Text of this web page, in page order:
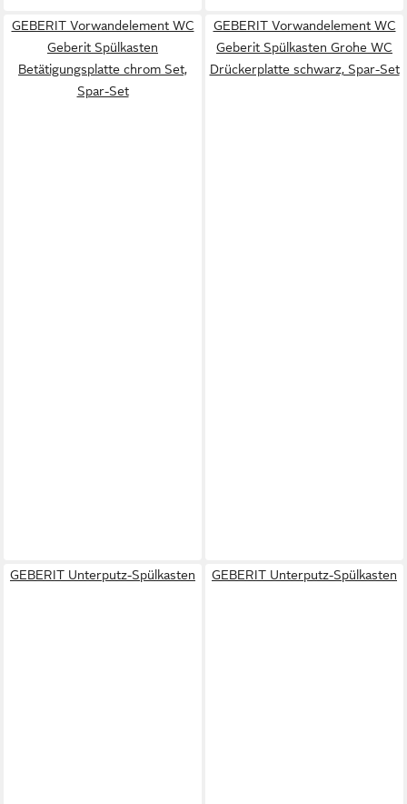
GEBERIT Vorwandelement WC
Geberit Spülkasten
Betätigungsplatte chrom Set,
Spar-Set
GEBERIT Vorwandelement WC
Geberit Spülkasten Grohe WC
Drückerplatte schwarz, Spar-Set
GEBERIT Unterputz-Spülkasten GEBERIT Unterputz-Spülkasten